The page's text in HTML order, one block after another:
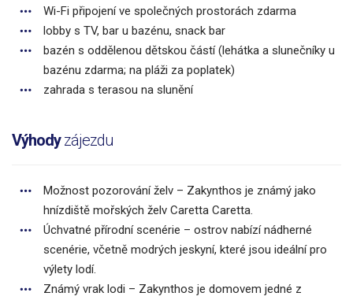
Wi-Fi připojení ve společných prostorách zdarma
lobby s TV, bar u bazénu, snack bar
bazén s oddělenou dětskou částí (lehátka a slunečníky u
bazénu zdarma; na pláži za poplatek)
zahrada s terasou na slunění
Výhodyzájezdu
Možnost pozorování želv – Zakynthos je známý jako
hnízdiště mořských želv Caretta Caretta.
Úchvatné přírodní scenérie – ostrov nabízí nádherné
scenérie, včetně modrých jeskyní, které jsou ideální pro
výlety lodí.
Známý vrak lodi – Zakynthos je domovem jedné z